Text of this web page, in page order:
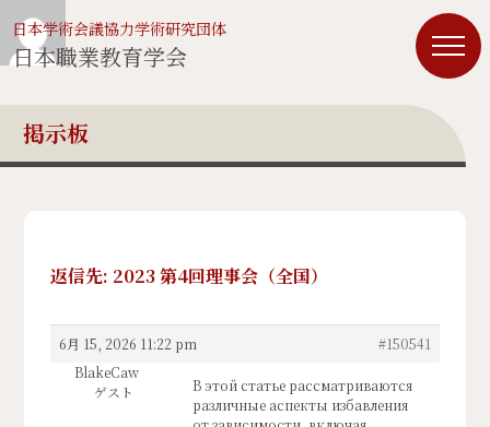
日本学術会議協力学術研究団体
日本職業教育学会
掲示板
返信先: 2023 第4回理事会（全国）
6月 15, 2026 11:22 pm
#150541
BlakeCaw
ゲスト
В этой статье рассматриваются
различные аспекты избавления